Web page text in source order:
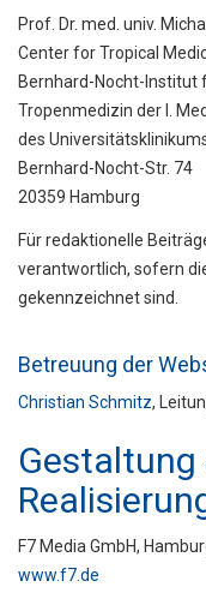
Prof. Dr. med. univ.
Center for Tropical
Bernhard-Nocht-Institut
Tropenmedizin der I.
des
Bernhard-Nocht-Str. 74
20359 Hamburg
Für redaktionelle
verantwortlich, sofern
gekennzeichnet sind.
Betreuung der
Christian Schmitz,
F7 Media GmbH,
www.f7.de